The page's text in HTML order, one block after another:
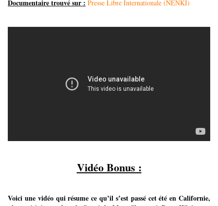
Documentaire trouvé sur : Presse Libre Internationale (NENKI)
Vidéo Bonus :
Voici une vidéo qui résume ce qu’il s’est passé cet été en Californie,